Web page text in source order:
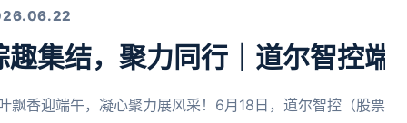
趣集结，聚力同行｜道尔智控端
飘香迎端午，凝心聚力展风采！6月18日，道尔智控（股票